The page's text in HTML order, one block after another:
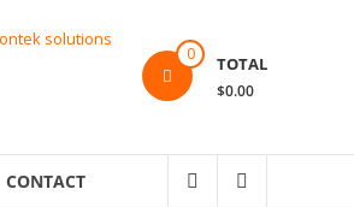
0 TOTAL
$0.00
CONTACT